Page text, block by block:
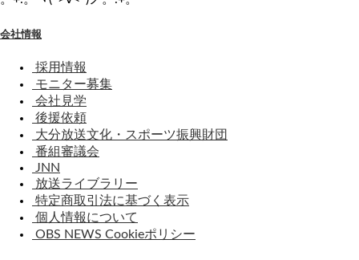
会社情報
採用情報
モニター募集
会社見学
後援依頼
大分放送文化・スポーツ振興財団
番組審議会
JNN
放送ライブラリー
特定商取引法に基づく表示
個人情報について
OBS NEWS Cookieポリシー